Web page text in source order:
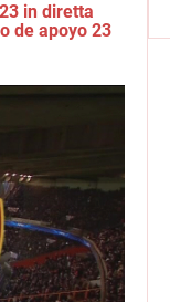
in diretta
de apoyo 23